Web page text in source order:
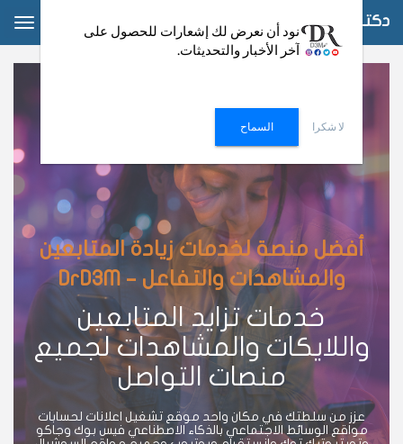
دكتور دعم
أفضل منصة لخدمات زيادة المتابعين
والمشاهدات والتفاعل – DrD3M
خدمات تزايد المتابعين
واللايكات والمشاهدات لجميع
منصات التواصل
عزز من سلطتك في مكان واحد موقع تشغيل اعلانات لحسابات
مواقع الوسائط الاجتماعي بالذكاء الاصطناعي فيس بوك وجاكو
نود أن نعرض لك إشعارات للحصول على
آخر الأخبار والتحديثات.
لا شكرا السماح